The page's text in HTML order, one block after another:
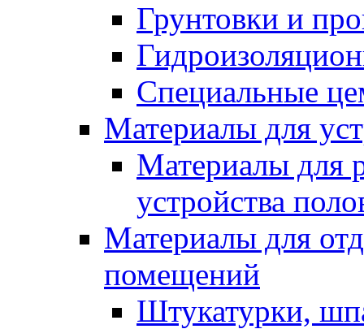
Грунтовки и
Специальные
Материалы для
Материалы для
устройства
Материалы для
помещений
Штукатурки,